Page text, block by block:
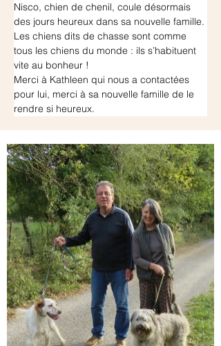
Nisco, chien de chenil, coule désormais
des jours heureux dans sa nouvelle famille.
Les chiens dits de chasse sont comme
tous les chiens du monde : ils s’habituent
vite au bonheur !
Merci à Kathleen qui nous a contactées
pour lui, merci à sa nouvelle famille de le
rendre si heureux.